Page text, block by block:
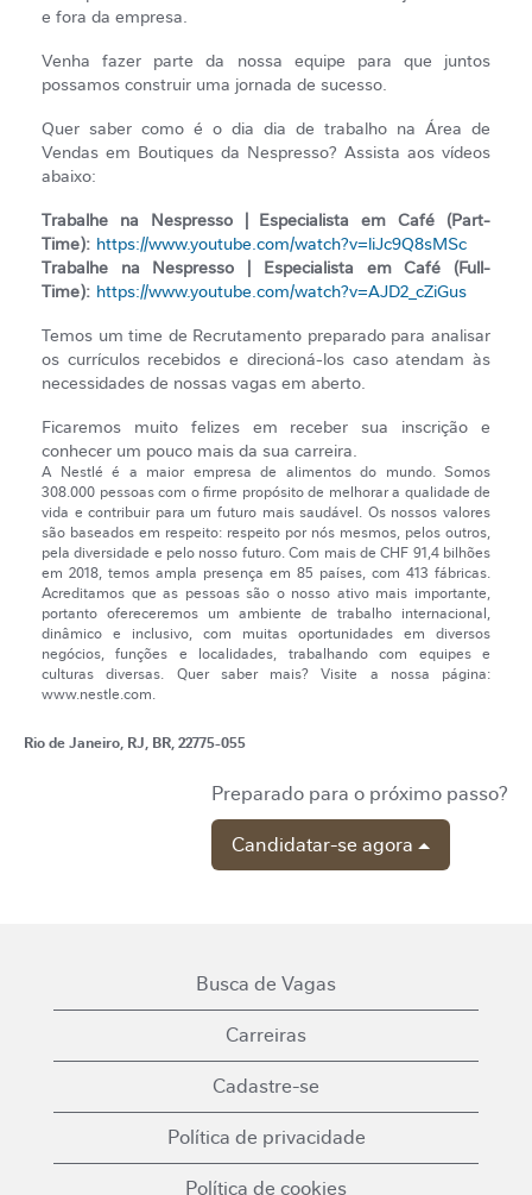
e fora da empresa.
Venha fazer parte da nossa equipe para que juntos
possamos construir uma jornada de sucesso.
Quer saber como é o dia dia de trabalho na Área de
Vendas em Boutiques da Nespresso? Assista aos vídeos
abaixo:
Trabalhe na Nespresso | Especialista em Café (Part-
Time): https://www.youtube.com/watch?v=liJc9Q8sMSc
Trabalhe na Nespresso | Especialista em Café (Full-
Time): https://www.youtube.com/watch?v=AJD2_cZiGus
Temos um time de Recrutamento preparado para analisar
os currículos recebidos e direcioná-los caso atendam às
necessidades de nossas vagas em aberto.
Ficaremos muito felizes em receber sua inscrição e
conhecer um pouco mais da sua carreira.
A Nestlé é a maior empresa de alimentos do mundo. Somos
308.000 pessoas com o firme propósito de melhorar a qualidade de
vida e contribuir para um futuro mais saudável. Os nossos valores
são baseados em respeito: respeito por nós mesmos, pelos outros,
pela diversidade e pelo nosso futuro. Com mais de CHF 91,4 bilhões
em 2018, temos ampla presença em 85 países, com 413 fábricas.
Acreditamos que as pessoas são o nosso ativo mais importante,
portanto ofereceremos um ambiente de trabalho internacional,
dinâmico e inclusivo, com muitas oportunidades em diversos
negócios, funções e localidades, trabalhando com equipes e
culturas diversas. Quer saber mais? Visite a nossa página:
www.nestle.com.
Rio de Janeiro, RJ, BR, 22775-055
Preparado para o próximo passo?
Candidatar-se agora
Busca de Vagas
Carreiras
Cadastre-se
Política de privacidade
Política de cookies